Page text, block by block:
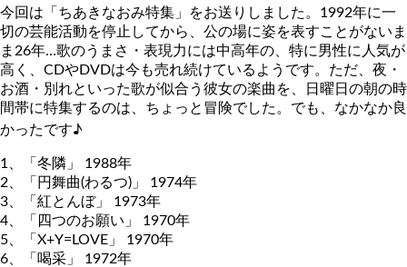
今回は「ちあきなおみ特集」をお送りしました。1992年に一
切の芸能活動を停止してから、公の場に姿を表すことがないま
ま26年…歌のうまさ・表現力には中高年の、特に男性に人気が
高く、CDやDVDは今も売れ続けているようです。ただ、夜・
お酒・別れといった歌が似合う彼女の楽曲を、日曜日の朝の時
間帯に特集するのは、ちょっと冒険でした。でも、なかなか良
かったです♪
1、「冬隣」 1988年
2、「円舞曲(わるつ)」 1974年
3、「紅とんぼ」 1973年
4、「四つのお願い」 1970年
5、「X+Y=LOVE」 1970年
6、「喝采」 1972年